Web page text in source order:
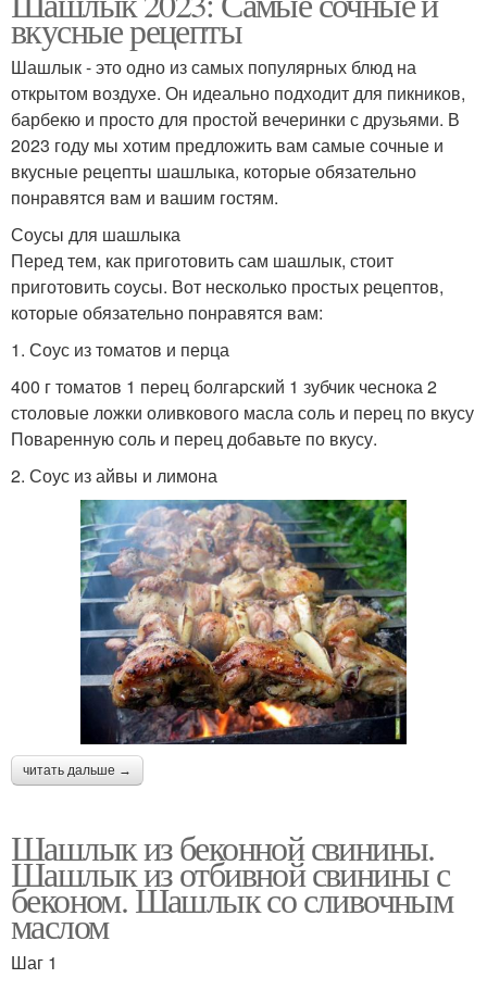
вкусные рецепты
Шашлык - это одно из самых популярных блюд на
открытом воздухе. Он идеально подходит для пикников,
барбекю и просто для простой вечеринки с друзьями. В
2023 году мы хотим предложить вам самые сочные и
вкусные рецепты шашлыка, которые обязательно
понравятся вам и вашим гостям.
Соусы для шашлыка
Перед тем, как приготовить сам шашлык, стоит
приготовить соусы. Вот несколько простых рецептов,
которые обязательно понравятся вам:
1. Соус из томатов и перца
400 г томатов 1 перец болгарский 1 зубчик чеснока 2
столовые ложки оливкового масла соль и перец по вкусу
Поваренную соль и перец добавьте по вкусу.
2. Соус из айвы и лимона
читать дальше →
Шашлык из беконной свинины.
Шашлык из отбивной свинины с
беконом. Шашлык со сливочным
маслом
Шаг 1